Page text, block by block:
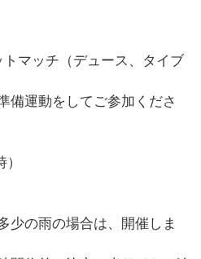
トマッチ（デュース、タイブ
備運動をしてご参加くださ
少の雨の場合は、開催しま